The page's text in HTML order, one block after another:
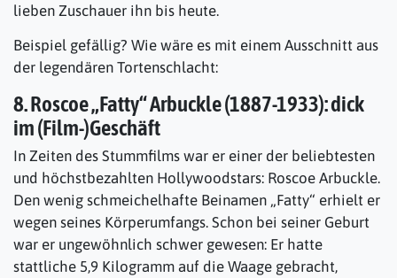
lieben Zuschauer ihn bis heute.
Beispiel gefällig? Wie wäre es mit einem Ausschnitt aus
der legendären Tortenschlacht:
8. Roscoe „Fatty“ Arbuckle (1887-1933): dick
im (Film-)Geschäft
In Zeiten des Stummfilms war er einer der beliebtesten
und höchstbezahlten Hollywoodstars: Roscoe Arbuckle.
Den wenig schmeichelhafte Beinamen „Fatty“ erhielt er
wegen seines Körperumfangs. Schon bei seiner Geburt
war er ungewöhnlich schwer gewesen: Er hatte
stattliche 5,9 Kilogramm auf die Waage gebracht,